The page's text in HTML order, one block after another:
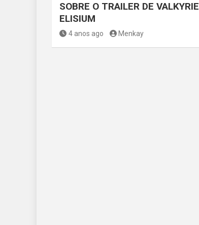
SOBRE O TRAILER DE VALKYRIE
ELISIUM
4 anos ago Menkay